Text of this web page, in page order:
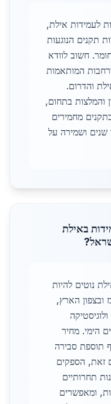
לעמידות אילת,
תקנים הנוגעות
חשוב לוודא
המותאמות
והדרום.
והמלצות בתחום,
מחמירים
ושמירה על
באילת
נוטים להיות
ובצפון הארץ,
הימי. מחיר
משקף תוספת סבירה
זאת, הספקים
תחרותיים
ומאפשרים